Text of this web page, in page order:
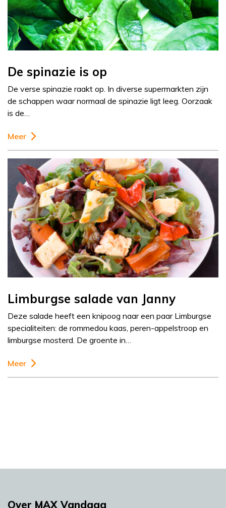
De spinazie is op
De verse spinazie raakt op. In diverse supermarkten zijn
de schappen waar normaal de spinazie ligt leeg. Oorzaak
is de…
Meer
Limburgse salade van Janny
Deze salade heeft een knipoog naar een paar Limburgse
specialiteiten: de rommedou kaas, peren-appelstroop en
limburgse mosterd. De groente in…
Meer
Over MAX Vandaag